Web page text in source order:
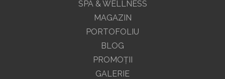
SPA & WELLNESS
MAGAZIN
PORTOFOLIU
BLOG
PROMOŢII
GALERIE